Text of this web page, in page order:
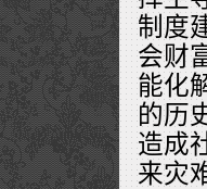
制度
会财
能化
的历
造成
来灾